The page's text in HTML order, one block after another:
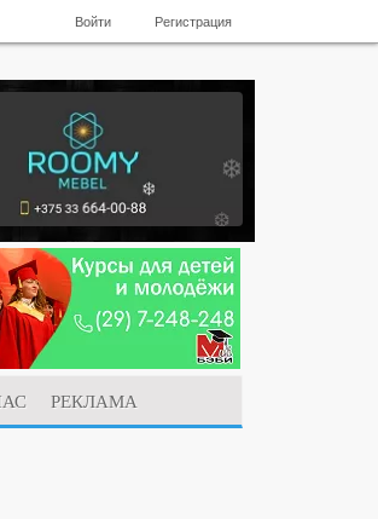
Войти Регистрация
РЕКЛАМА